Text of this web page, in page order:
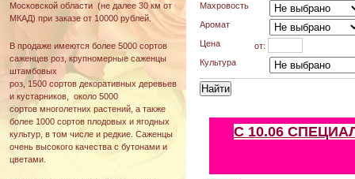
Московской области (не далее 30 км от
МКАД) при заказе от 10000 рублей.
В продаже имеются более 5000 сортов
саженцев роз, крупномерные саженцы
штамбовых
роз, 1500 сортов декоративных деревьев
и кустарников, около 5000
сортов многолетних растений, а также
более 1000 сортов плодовых и ягодных
культур, в том числе и редкие. Саженцы
очень высокого качества с бутонами и
цветами.
Махровость
Аромат
Цена
от:
Культура
С 10.06